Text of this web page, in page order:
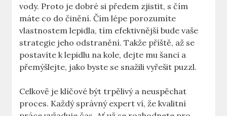
vody. Proto ⁣je dobré⁢ si předem zjistit, s čím
máte‌ co do činění. Čím lépe porozumíte
⁣vlastnostem lepidla, tím ​efektivnější bude⁤ vaše
strategie jeho​ odstranění. ‌Takže příště, ⁤až se⁢
postavíte k lepidlu na kole, dejte mu šanci a
přemýšlejte, jako byste se snažili ‌vyřešit puzzl.
Celkově je klíčové být trpělivý a neuspěchat
proces. ‌Každý správný expert ví, ⁤že kvalitní